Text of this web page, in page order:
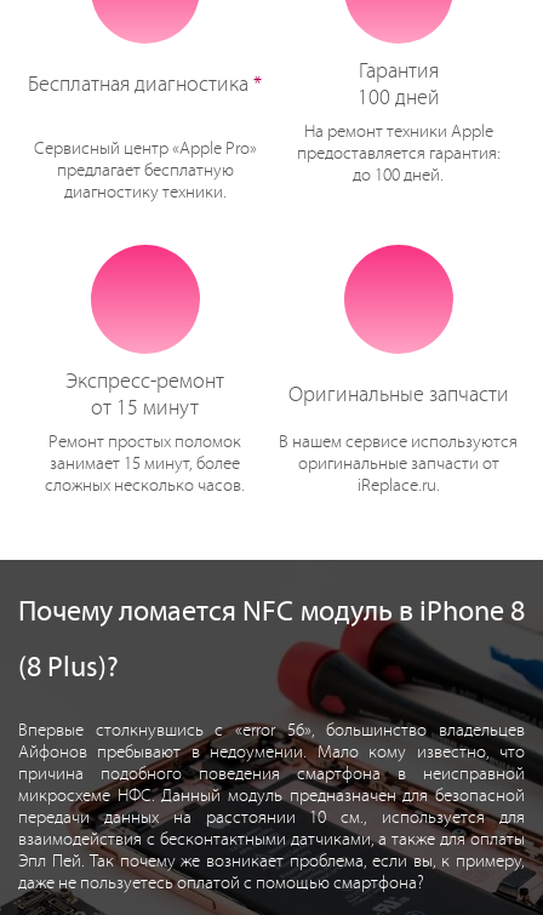
Бесплатная диагностика *
Сервисный центр «Apple Pro»
предлагает бесплатную
диагностику техники.
Гарантия
100 дней
На ремонт техники Apple
предоставляется гарантия:
до 100 дней.
Экспресс-ремонт
от 15 минут
Ремонт простых поломок
занимает 15 минут, более
сложных несколько часов.
Оригинальные запчасти
В нашем сервисе используются
оригинальные запчасти от
iReplace.ru.
Почему ломается NFC модуль в iPhone 8
(8 Plus)?
Впервые столкнувшись с «error 56», большинство владельцев
Айфонов пребывают в недоумении. Мало кому известно, что
причина подобного поведения смартфона в неисправной
микросхеме НФС. Данный модуль предназначен для безопасной
передачи данных на расстоянии 10 см., используется для
взаимодействия с бесконтактными датчиками, а также для оплаты
Эпл Пей. Так почему же возникает проблема, если вы, к примеру,
даже не пользуетесь оплатой с помощью смартфона?